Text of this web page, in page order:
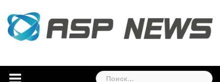
content
Найти: